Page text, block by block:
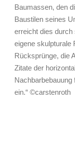
Baumassen, den
Baustilen seines
erreicht dies durch
eigene skulpturale
Rücksprünge, die
Zitate der
Nachbarbebauung
ein.“ ©carstenroth